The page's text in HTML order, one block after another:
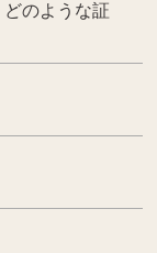
のような証